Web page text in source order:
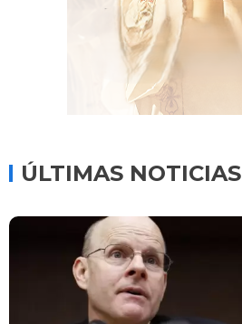
ÚLTIMAS NOTICIAS